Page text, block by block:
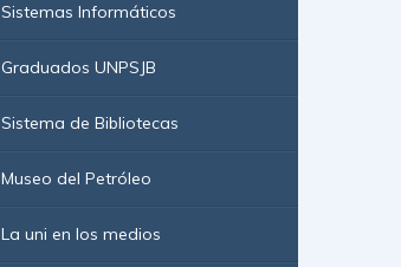
Sistemas Informáticos
Graduados UNPSJB
Sistema de Bibliotecas
Museo del Petróleo
La uni en los medios